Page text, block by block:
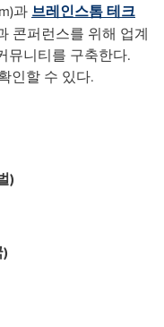
과 브레인스톰테크
콘퍼런스를 위해 업계
뮤니티를 구축한다.
인할 수 있다.
)
)